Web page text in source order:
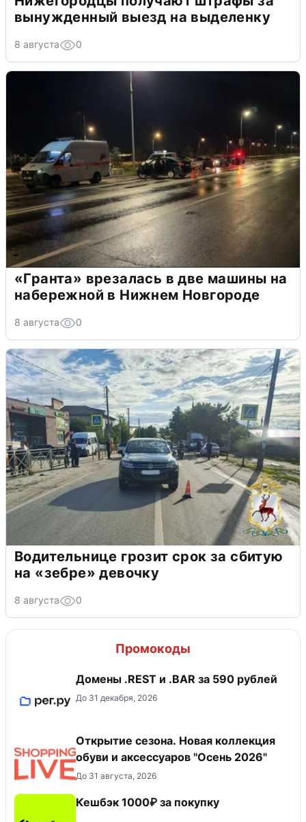
вынужденный выезд на выделенку
8 августа 0
«Гранта» врезалась в две машины на
набережной в Нижнем Новгороде
8 августа 0
Водительнице грозит срок за сбитую
на «зебре» девочку
8 августа 0
Промокоды
Домены .REST и .BAR за 590 рублей
До 31 декабря, 2026
Открытие сезона. Новая коллекция
обуви и аксессуаров "Осень 2026"
До 31 августа, 2026
Кешбэк 1000₽ за покупку